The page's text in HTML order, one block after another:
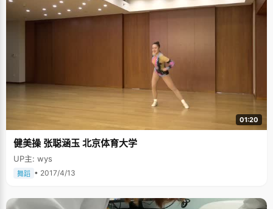
01:20
健美操 张聪涵玉 北京体育大学
UP主: wys
舞蹈 • 2017/4/13